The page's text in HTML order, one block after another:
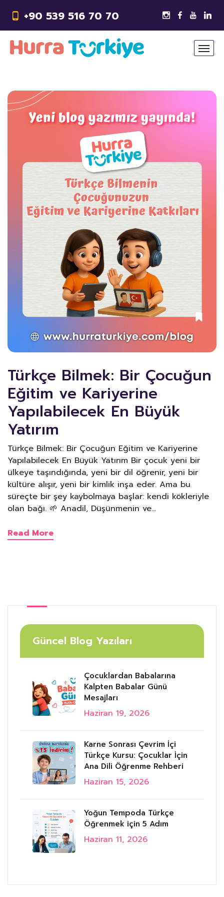
+90 539 516 70 70
Türkçe Bilmek: Bir Çocuğun
Eğitim ve Kariyerine
Yapılabilecek En Büyük
Yatırım
Türkçe Bilmek: Bir Çocuğun Eğitim ve Kariyerine
Yapılabilecek En Büyük Yatırım Bir çocuk yeni bir
ülkeye taşındığında, yeni bir dil öğrenir, yeni bir
kültüre alışır, yeni bir kimlik inşa eder. Ama bu
süreçte bir şey kaybolmaya başlar: kendi kökleriyle
olan bağı. 🌱 Anadil, Düşünmenin ve…
Read More
Güncel Blog Yazıları
Çocuklardan Babalarına
Kalpten Babalar Günü
Mesajları
Haziran 19, 2026
Karne Sonrası Çevrim İçi
Türkçe Kursu: Çocuklar İçin
Ana Dili Öğrenme Rehberi
Haziran 15, 2026
Yoğun Tempoda Türkçe
Öğrenmek için 5 Adım
Haziran 11, 2026